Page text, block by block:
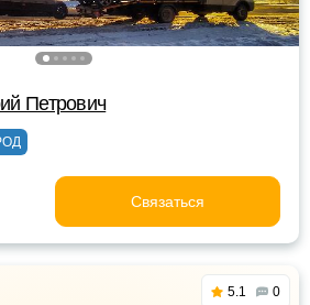
Петрович
Связаться
5.1 0